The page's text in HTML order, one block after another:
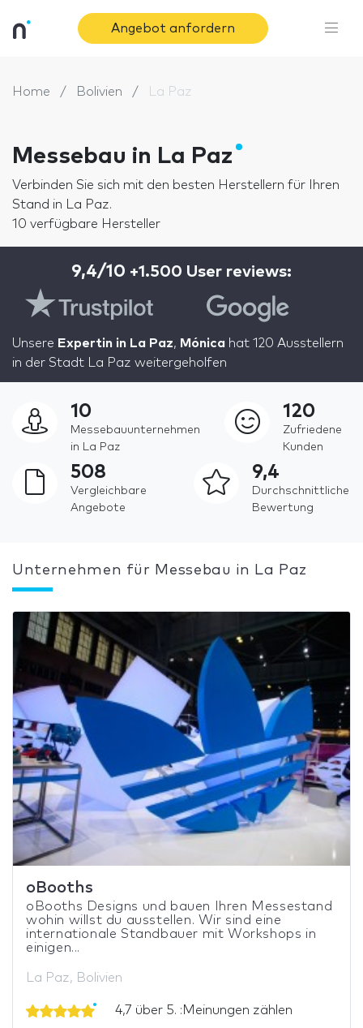
Angebot anfordern
Home Bolivien La Paz
Messebau in La Paz
Verbinden Sie sich mit den besten Herstellern für Ihren
Stand in La Paz.
10 verfügbare Hersteller
9,4/10 +1.500 User reviews:
Unsere Expertin in La Paz, Mónica hat 120 Ausstellern
in der Stadt La Paz weitergeholfen
10
Messebauunternehmen
in La Paz
120
Zufriedene
Kunden
508
Vergleichbare
Angebote
9,4
Durchschnittliche
Bewertung
Unternehmen für Messebau in La Paz
oBooths
oBooths Designs und bauen Ihren Messestand
wohin willst du ausstellen. Wir sind eine
internationale Standbauer mit Workshops in
einigen...
La Paz, Bolivien
4,7 über 5. :Meinungen zählen